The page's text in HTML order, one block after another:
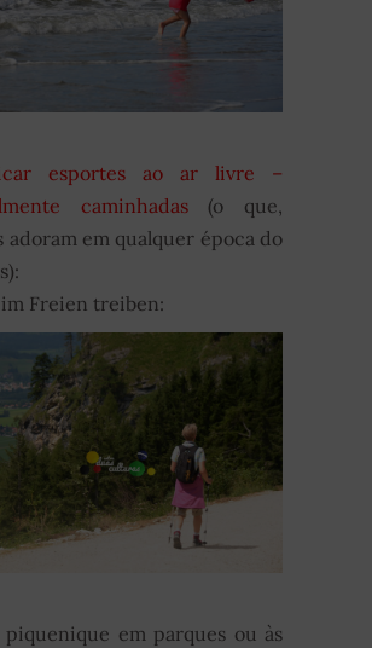
esportes ao ar livre –
caminhadas(o que,
adoram em qualquer época do
Freien treiben:
piquenique em parques ou às